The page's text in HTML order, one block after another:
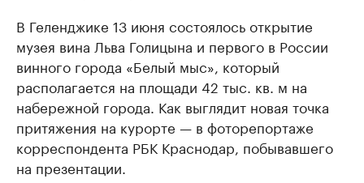
В Геленджике 13 июня состоялось открытие
музея вина Льва Голицына и первого в России
винного города «Белый мыс», который
располагается на площади 42 тыс. кв. м на
набережной города. Как выглядит новая точка
притяжения на курорте — в фоторепортаже
корреспондента РБК Краснодар, побывавшего
на презентации.